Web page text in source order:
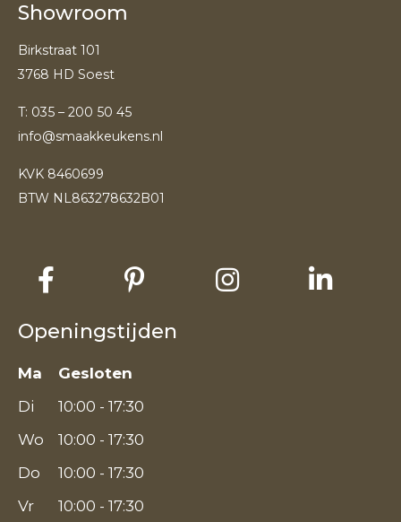
Showroom
Birkstraat 101
3768 HD Soest
T: 035 – 200 50 45
info@smaakkeukens.nl
KVK 8460699
BTW NL863278632B01
Openingstijden
Ma
Gesloten
Di
10:00 - 17:30
Wo
10:00 - 17:30
Do
10:00 - 17:30
Vr
10:00 - 17:30